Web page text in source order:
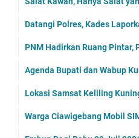
Datangi Polres, Kades
PNM Hadirkan Ruang Pintar,
Agenda Bupati dan Wabup
Lokasi Samsat Keliling
Warga Ciawigebang Mobil